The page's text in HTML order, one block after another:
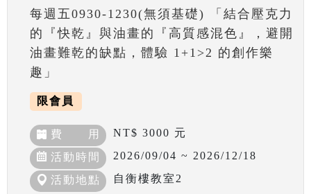
每週五0930-1230(無須基礎) 「結合壓克力
的『快乾』與油畫的『高質感混色』，避開
油畫難乾的缺點，體驗 1+1>2 的創作樂
趣」
限會員
費 用 NT$ 3000 元
活動時間 2026/09/04 ~ 2026/12/18
活動地點 自衡樓教室2